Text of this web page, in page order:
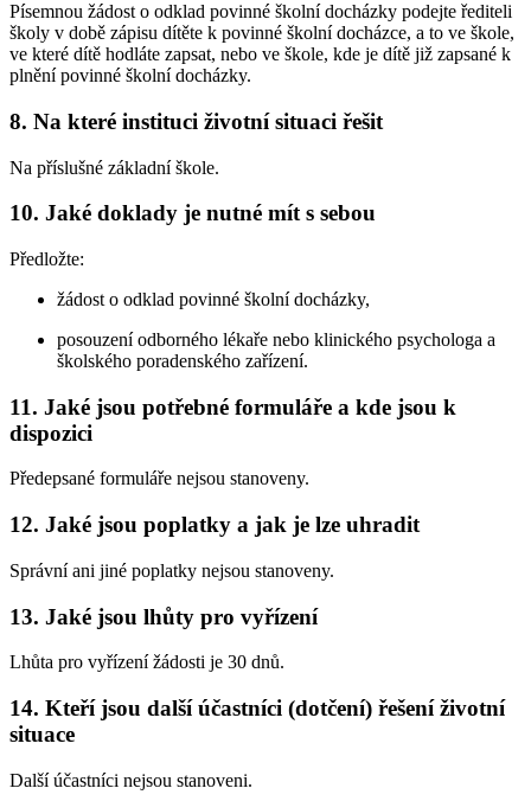
Písemnou žádost o odklad povinné školní docházky podejte řediteli
školy v době zápisu dítěte k povinné školní docházce, a to ve škole,
ve které dítě hodláte zapsat, nebo ve škole, kde je dítě již zapsané k
plnění povinné školní docházky.
8. Na které instituci životní situaci řešit
Na příslušné základní škole.
10. Jaké doklady je nutné mít s sebou
Předložte:
žádost o odklad povinné školní docházky,
posouzení odborného lékaře nebo klinického psychologa a
školského poradenského zařízení.
11. Jaké jsou potřebné formuláře a kde jsou k
dispozici
Předepsané formuláře nejsou stanoveny.
12. Jaké jsou poplatky a jak je lze uhradit
Správní ani jiné poplatky nejsou stanoveny.
13. Jaké jsou lhůty pro vyřízení
Lhůta pro vyřízení žádosti je 30 dnů.
14. Kteří jsou další účastníci (dotčení) řešení životní
situace
Další účastníci nejsou stanoveni.